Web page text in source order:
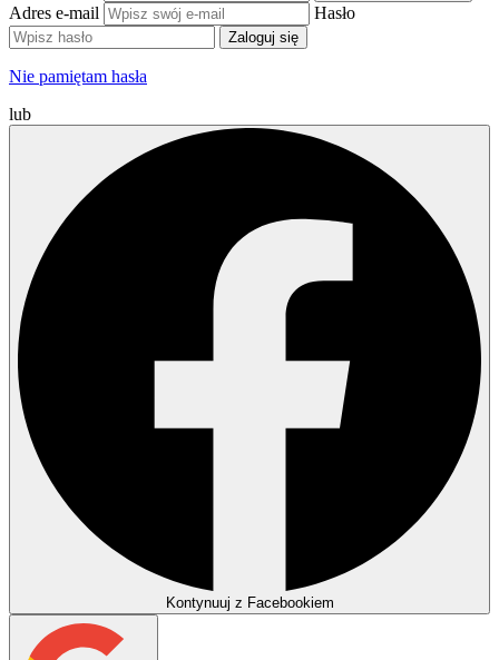
Adres e-mail Hasło
Zaloguj się
Nie pamiętam hasła
lub
Kontynuuj z Facebookiem